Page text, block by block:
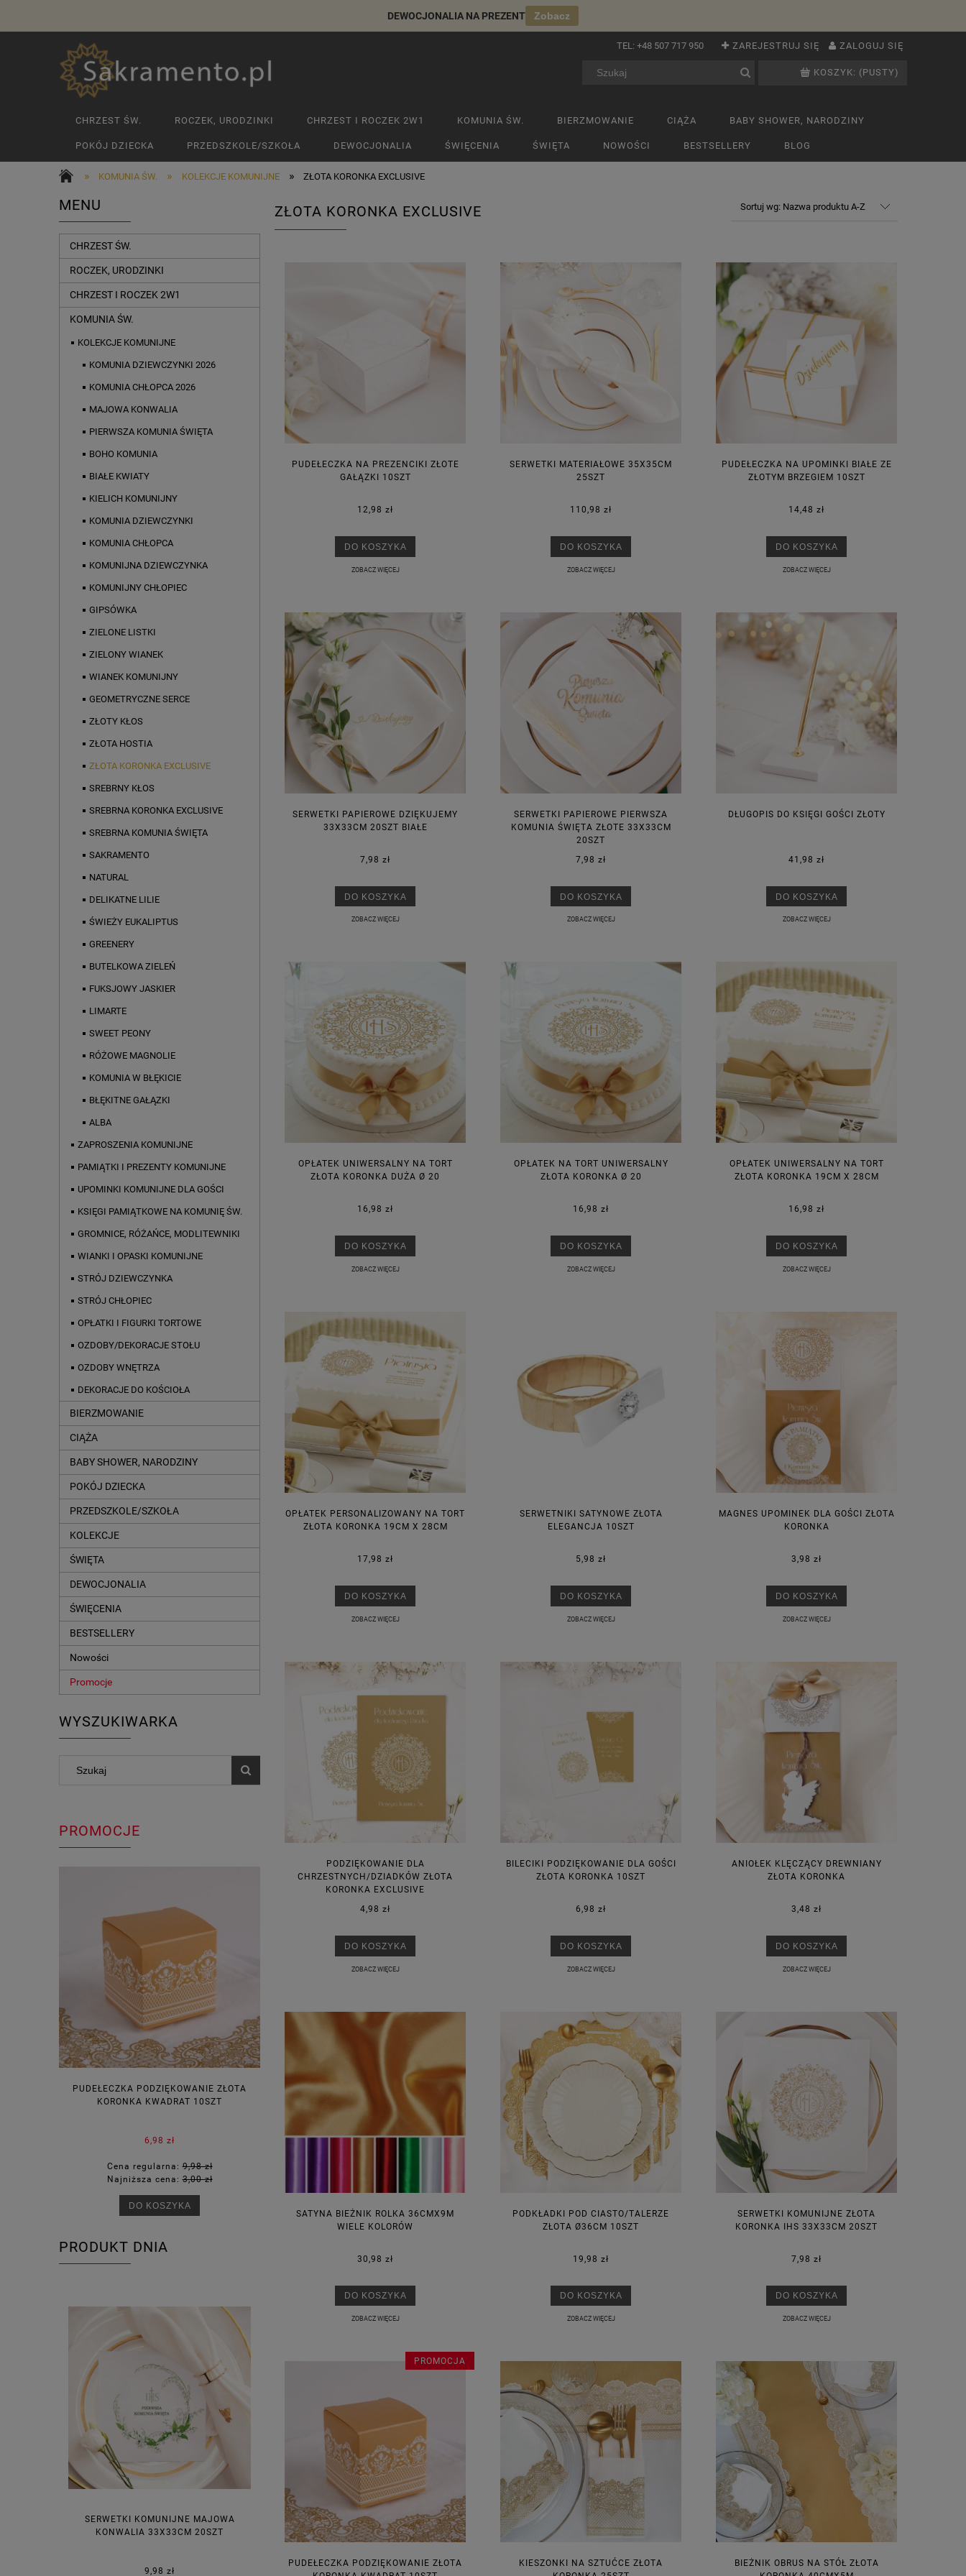
DEWOCJONALIA NA PREZENT Zobacz
ZAREJESTRUJ SIĘ ZALOGUJ SIĘ
TEL: +48 507 717 950
KOSZYK: (PUSTY)
CHRZEST ŚW. ROCZEK, URODZINKI CHRZEST I ROCZEK 2W1 KOMUNIA ŚW. BIERZMOWANIE CIĄŻA BABY SHOWER, NARODZINY
POKÓJ DZIECKA PRZEDSZKOLE/SZKOŁA DEWOCJONALIA ŚWIĘCENIA ŚWIĘTA NOWOŚCI BESTSELLERY BLOG
» KOMUNIA ŚW. » KOLEKCJE KOMUNIJNE » ZŁOTA KORONKA EXCLUSIVE
MENU
CHRZEST ŚW.
ROCZEK, URODZINKI
CHRZEST I ROCZEK 2W1
KOMUNIA ŚW.
KOLEKCJE KOMUNIJNE
KOMUNIA DZIEWCZYNKI 2026
KOMUNIA CHŁOPCA 2026
MAJOWA KONWALIA
PIERWSZA KOMUNIA ŚWIĘTA
BOHO KOMUNIA
BIAŁE KWIATY
KIELICH KOMUNIJNY
KOMUNIA DZIEWCZYNKI
KOMUNIA CHŁOPCA
KOMUNIJNA DZIEWCZYNKA
KOMUNIJNY CHŁOPIEC
GIPSÓWKA
ZIELONE LISTKI
ZIELONY WIANEK
WIANEK KOMUNIJNY
GEOMETRYCZNE SERCE
ZŁOTY KŁOS
ZŁOTA HOSTIA
ZŁOTA KORONKA EXCLUSIVE
SREBRNY KŁOS
SREBRNA KORONKA EXCLUSIVE
SREBRNA KOMUNIA ŚWIĘTA
SAKRAMENTO
NATURAL
DELIKATNE LILIE
ŚWIEŻY EUKALIPTUS
GREENERY
BUTELKOWA ZIELEŃ
FUKSJOWY JASKIER
LIMARTE
SWEET PEONY
RÓŻOWE MAGNOLIE
KOMUNIA W BŁĘKICIE
BŁĘKITNE GAŁĄZKI
ALBA
ZAPROSZENIA KOMUNIJNE
PAMIĄTKI I PREZENTY KOMUNIJNE
UPOMINKI KOMUNIJNE DLA GOŚCI
KSIĘGI PAMIĄTKOWE NA KOMUNIĘ ŚW.
GROMNICE, RÓŻAŃCE, MODLITEWNIKI
WIANKI I OPASKI KOMUNIJNE
STRÓJ DZIEWCZYNKA
STRÓJ CHŁOPIEC
OPŁATKI I FIGURKI TORTOWE
OZDOBY/DEKORACJE STOŁU
OZDOBY WNĘTRZA
DEKORACJE DO KOŚCIOŁA
BIERZMOWANIE
CIĄŻA
BABY SHOWER, NARODZINY
POKÓJ DZIECKA
PRZEDSZKOLE/SZKOŁA
KOLEKCJE
ŚWIĘTA
DEWOCJONALIA
ŚWIĘCENIA
BESTSELLERY
Nowości
Promocje
WYSZUKIWARKA
PROMOCJE
PUDEŁECZKA PODZIĘKOWANIE ZŁOTA
KORONKA KWADRAT 10SZT
6,98 zł
Cena regularna:9,98 zł
Najniższa cena:3,00 zł
DO KOSZYKA
WINIETKI NA KIELISZKI OKRĄGŁE WHITE
DREAM 10SZT
4,98 zł
GIRLANDA BIAŁE PIÓRKA ZE ZŁOTEM
4,30 zł
Cena regularna:
Najniższa cena:7,30 zł
PRODUKT DNIA
SERWETKI KOMUNIJNE MAJOWA
KONWALIA 33X33CM 20SZT
9,98 zł
ZŁOTA KORONKA EXCLUSIVE Sortuj wg: Nazwa produktu A-Z
PUDEŁECZKA NA PREZENCIKI ZŁOTE
GAŁĄZKI 10SZT
12,98 zł
DO KOSZYKA
ZOBACZ WIĘCEJ
SERWETKI MATERIAŁOWE 35X35CM
25SZT
110,98 zł
DO KOSZYKA
ZOBACZ WIĘCEJ
PUDEŁECZKA NA UPOMINKI BIAŁE ZE
ZŁOTYM BRZEGIEM 10SZT
14,48 zł
DO KOSZYKA
ZOBACZ WIĘCEJ
SERWETKI PAPIEROWE DZIĘKUJEMY
33X33CM 20SZT BIAŁE
7,98 zł
DO KOSZYKA
ZOBACZ WIĘCEJ
SERWETKI PAPIEROWE PIERWSZA
KOMUNIA ŚWIĘTA ZŁOTE 33X33CM
20SZT
7,98 zł
DO KOSZYKA
ZOBACZ WIĘCEJ
DŁUGOPIS DO KSIĘGI GOŚCI ZŁOTY
41,98 zł
DO KOSZYKA
ZOBACZ WIĘCEJ
OPŁATEK UNIWERSALNY NA TORT
ZŁOTA KORONKA DUŻA Ø 20
16,98 zł
DO KOSZYKA
ZOBACZ WIĘCEJ
OPŁATEK NA TORT UNIWERSALNY
ZŁOTA KORONKA Ø 20
16,98 zł
DO KOSZYKA
ZOBACZ WIĘCEJ
OPŁATEK UNIWERSALNY NA TORT
ZŁOTA KORONKA 19CM X 28CM
16,98 zł
DO KOSZYKA
ZOBACZ WIĘCEJ
OPŁATEK PERSONALIZOWANY NA TORT
ZŁOTA KORONKA 19CM X 28CM
17,98 zł
DO KOSZYKA
ZOBACZ WIĘCEJ
SERWETNIKI SATYNOWE ZŁOTA
ELEGANCJA 10SZT
5,98 zł
DO KOSZYKA
ZOBACZ WIĘCEJ
MAGNES UPOMINEK DLA GOŚCI ZŁOTA
KORONKA
3,98 zł
DO KOSZYKA
ZOBACZ WIĘCEJ
PODZIĘKOWANIE DLA
CHRZESTNYCH/DZIADKÓW ZŁOTA
KORONKA EXCLUSIVE
4,98 zł
DO KOSZYKA
ZOBACZ WIĘCEJ
BILECIKI PODZIĘKOWANIE DLA GOŚCI
ZŁOTA KORONKA 10SZT
6,98 zł
DO KOSZYKA
ZOBACZ WIĘCEJ
ANIOŁEK KLĘCZĄCY DREWNIANY
ZŁOTA KORONKA
3,48 zł
DO KOSZYKA
ZOBACZ WIĘCEJ
SATYNA BIEŻNIK ROLKA 36CMX9M
WIELE KOLORÓW
30,98 zł
DO KOSZYKA
ZOBACZ WIĘCEJ
PODKŁADKI POD CIASTO/TALERZE
ZŁOTA Ø36CM 10SZT
19,98 zł
DO KOSZYKA
ZOBACZ WIĘCEJ
SERWETKI KOMUNIJNE ZŁOTA
KORONKA IHS 33X33CM 20SZT
7,98 zł
DO KOSZYKA
ZOBACZ WIĘCEJ
PUDEŁECZKA PODZIĘKOWANIE ZŁOTA
PROMOCJA
KIESZONKI NA SZTUĆCE ZŁOTA
BIEŻNIK OBRUS NA STÓŁ ZŁOTA